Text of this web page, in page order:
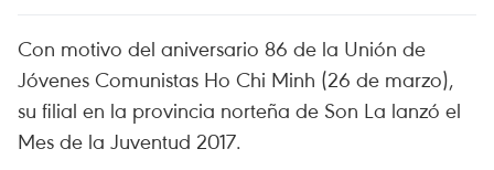
Con motivo del aniversario 86 de la Unión de
Jóvenes Comunistas Ho Chi Minh (26 de marzo),
su filial en la provincia norteña de Son La lanzó el
Mes de la Juventud 2017.